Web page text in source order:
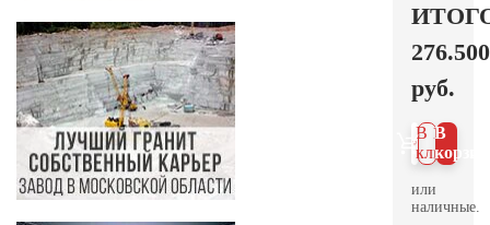
276.500
руб.
В
В 1
клик
или
наличные.